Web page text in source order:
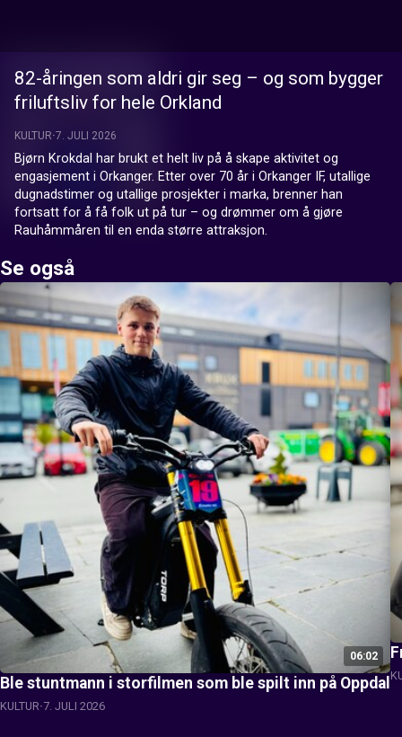
82-åringen som aldri gir seg – og som bygger
friluftsliv for hele Orkland
KULTUR 7. JULI 2026
Bjørn Krokdal har brukt et helt liv på å skape aktivitet og
engasjement i Orkanger. Etter over 70 år i Orkanger IF, utallige
dugnadstimer og utallige prosjekter i marka, brenner han
fortsatt for å få folk ut på tur – og drømmer om å gjøre
Rauhåmmåren til en enda større attraksjon.
Se også
06:02
Ble stuntmann i storfilmen som ble spilt inn på Oppdal
KULTUR 7. JULI 2026